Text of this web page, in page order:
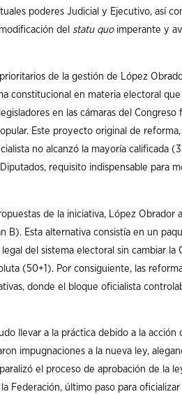
poderes Judicial y Ejecutivo, así
del statu quoimperante y
de la gestión de López
constitucional en materia electoral que
en las cámaras del Congreso
Este proyecto original de
no alcanzó la mayoría calificada
requisito indispensable para
de la iniciativa, López Obrador
Esta alternativa consistía en un
del sistema electoral sin cambiar la
(50+1). Por consiguiente, las
donde el bloque oficialista
llevar a la práctica debido a la acción
impugnaciones a la nueva ley,
el proceso de aprobación de la
Federación, último paso para oficializar